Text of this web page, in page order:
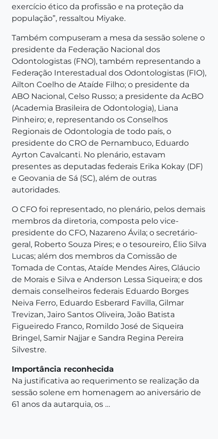
exercício ético da profissão e na proteção da
população”, ressaltou Miyake.
Também compuseram a mesa da sessão solene o
presidente da Federação Nacional dos
Odontologistas (FNO), também representando a
Federação Interestadual dos Odontologistas (FIO),
Ailton Coelho de Ataíde Filho; o presidente da
ABO Nacional, Celso Russo; a presidente da AcBO
(Academia Brasileira de Odontologia), Liana
Pinheiro; e, representando os Conselhos
Regionais de Odontologia de todo país, o
presidente do CRO de Pernambuco, Eduardo
Ayrton Cavalcanti. No plenário, estavam
presentes as deputadas federais Erika Kokay (DF)
e Geovania de Sá (SC), além de outras
autoridades.
O CFO foi representado, no plenário, pelos demais
membros da diretoria, composta pelo vice-
presidente do CFO, Nazareno Ávila; o secretário-
geral, Roberto Souza Pires; e o tesoureiro, Élio Silva
Lucas; além dos membros da Comissão de
Tomada de Contas, Ataíde Mendes Aires, Gláucio
de Morais e Silva e Anderson Lessa Siqueira; e dos
demais conselheiros federais Eduardo Borges
Neiva Ferro, Eduardo Esberard Favilla, Gilmar
Trevizan, Jairo Santos Oliveira, João Batista
Figueiredo Franco, Romildo José de Siqueira
Bringel, Samir Najjar e Sandra Regina Pereira
Silvestre.
Importância reconhecida
Na justificativa ao requerimento se realização da
sessão solene em homenagem ao aniversário de
61 anos da autarquia, os …